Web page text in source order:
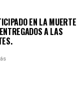
EN LA MUERTE
A LAS